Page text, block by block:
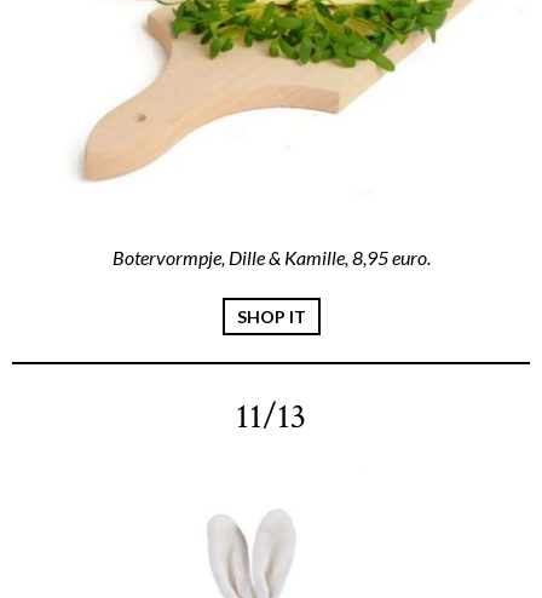
Botervormpje, Dille & Kamille, 8,95 euro.
SHOP IT
11/13